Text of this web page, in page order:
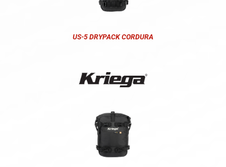
US-5 DRYPACK CORDURA